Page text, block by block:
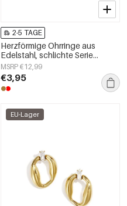
2-5 TAGE
Herzförmige Ohrringe aus
Edelstahl, schlichte Serie
„Damenschmuck“
MSRP €12,99
€3,95
EU-Lager